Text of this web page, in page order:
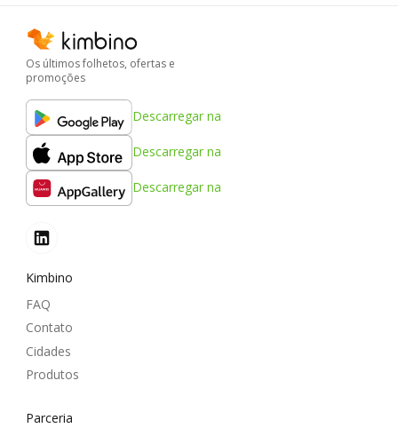
Os últimos folhetos, ofertas e
promoções
Descarregar na
Descarregar na
Descarregar na
Kimbino
FAQ
Contato
Cidades
Produtos
Parceria